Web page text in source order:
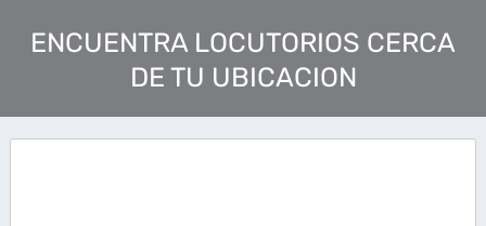
ENCUENTRA LOCUTORIOS CERCA
DE TU UBICACION